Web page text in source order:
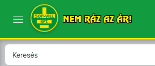
NEM RÁZ AZ ÁR!